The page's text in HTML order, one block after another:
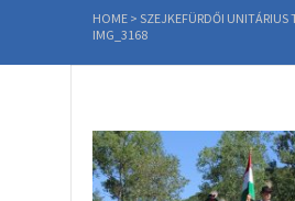
HOME > SZEJKEFÜRDŐI UNITÁRIUS
IMG_3168